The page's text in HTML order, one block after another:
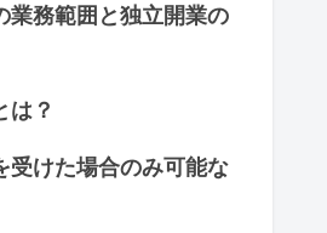
業務範囲と独立開業の
は？
受けた場合のみ可能な